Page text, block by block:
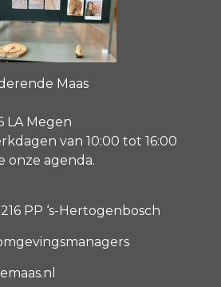
Maas
LA Megen
van 10:00 tot 16:00
onze agenda.
PP ‘s-Hertogenbosch